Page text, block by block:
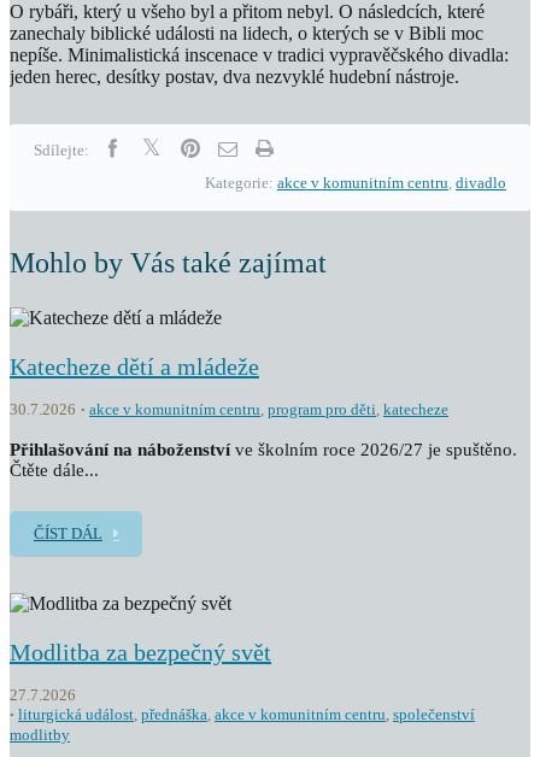
O rybáři, který u všeho byl a přitom nebyl. O následcích, které
zanechaly biblické události na lidech, o kterých se v Bibli moc
nepíše. Minimalistická inscenace v tradici vypravěčského divadla:
jeden herec, desítky postav, dva nezvyklé hudební nástroje.
Sdílejte:
Kategorie: akce v komunitním centru, divadlo
Mohlo by Vás také zajímat
Katecheze dětí a mládeže
30.7.2026 akce v komunitním centru, program pro děti, katecheze
Přihlašování na náboženstvíve školním roce 2026/27 je spuštěno.
Čtěte dále...
ČÍST DÁL
Modlitba za bezpečný svět
27.7.2026
liturgická událost, přednáška, akce v komunitním centru, společenství
modlitby